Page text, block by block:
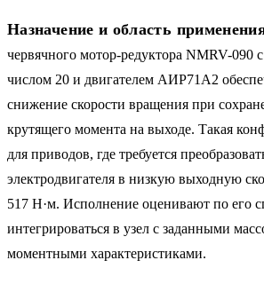
Назначение и область
червячного мотор-редуктора NMRV-090
числом 20 и двигателем АИР71A2
снижение скорости вращения при
крутящего момента на выходе. Такая
для приводов, где требуется
электродвигателя в низкую выходную
517 Н·м. Исполнение оценивают по его
интегрироваться в узел с заданными
моментными характеристиками.